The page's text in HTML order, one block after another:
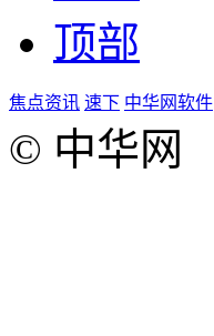
顶部
焦点资讯 速下 中华网软件
© 中华网